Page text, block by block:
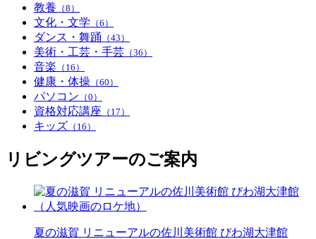
教養 （8）
文化・文学 （6）
ダンス・舞踊 （43）
美術・工芸・手芸 （36）
音楽 （16）
健康・体操 （60）
パソコン （0）
資格対応講座 （17）
キッズ （16）
リビングツアーのご案内
夏の滋賀 リニューアルの佐川美術館 びわ湖大津館